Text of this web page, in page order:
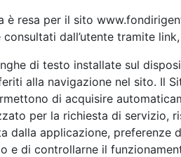
è resa per il sito
dall’utente tramite
di testo installate sul
alla navigazione nel sito. Il
di acquisire
per la richiesta di servizio,
dalla applicazione, preferenze
e di controllarne il